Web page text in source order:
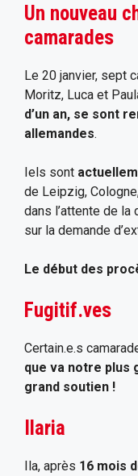
Un nouveau
camarades
Le 20 janvier, sept
Moritz, Luca et
d’un an, se sont
allemandes.
Iels sont
de Leipzig,
dans l’attente de
sur la demande
Le début des
Fugitif.ves
Certain.e.s
que va notre plus
grand soutien !
Ilaria
Ila, après 16 mois